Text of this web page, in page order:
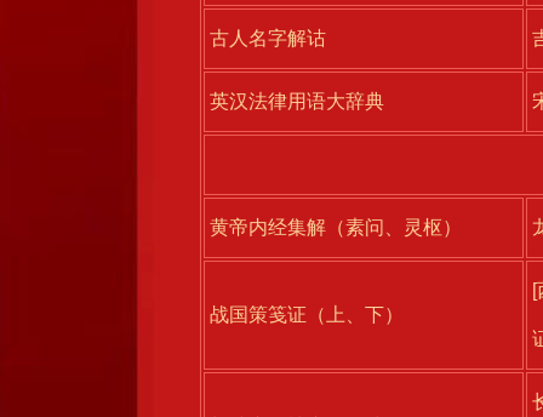
古人名字解诂
英汉法律用语大辞典
黄帝内经集解（素问、灵枢）
战国策笺证（上、下）